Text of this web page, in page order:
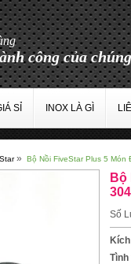
khách hàng
Là
SỈ INOX LÀ GÌ
» Bộ Nồi FiveStar Plus 5
Bộ
304
Số
Tình